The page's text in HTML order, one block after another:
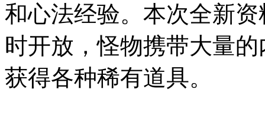
和心法经验。本次全新
时开放，怪物携带大量
获得各种稀有道具。